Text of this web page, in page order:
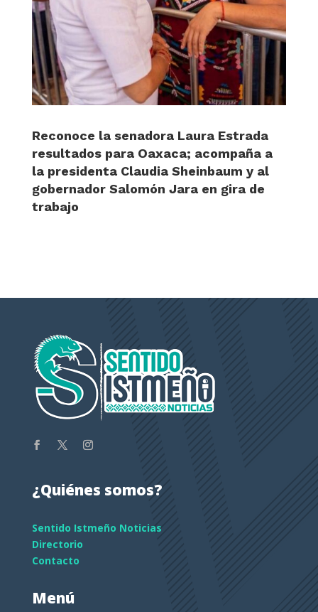
Reconoce la senadora Laura Estrada
resultados para Oaxaca; acompaña a
la presidenta Claudia Sheinbaum y al
gobernador Salomón Jara en gira de
trabajo
¿Quiénes somos?
Sentido Istmeño Noticias
Directorio
Contacto
Menú